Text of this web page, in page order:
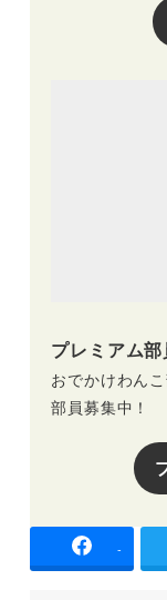
プレミアム
おでかけわん
部員募集中！
-